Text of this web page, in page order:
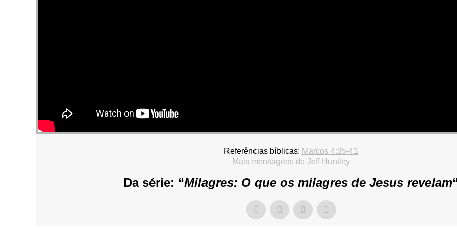
Referências bíblicas: Marcos 4:35-41
Mais mensagens de Jeff Huntley
Da série: “Milagres: O que os milagres de Jesus revelam